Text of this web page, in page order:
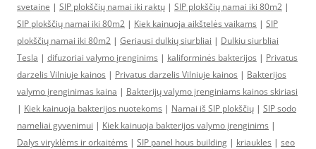
svetaine | SIP plokščių namai iki raktų | SIP plokščių namai iki 80m2 |
SIP plokščių namai iki 80m2 | Kiek kainuoja aikštelės vaikams | SIP
plokščių namai iki 80m2 | Geriausi dulkių siurbliai | Dulkiu siurbliai
Tesla | difuzoriai valymo įrenginims | kaliforminės bakterijos | Privatus
darzelis Vilniuje kainos | Privatus darzelis Vilniuje kainos | Bakterijos
valymo įrenginimas kaina | Bakterijų valymo įrenginiams kainos skiriasi
| Kiek kainuoja bakterijos nuotekoms | Namai iš SIP plokščių | SIP sodo
nameliai gyvenimui | Kiek kainuoja bakterijos valymo įrenginims |
Dalys viryklėms ir orkaitėms | SIP panel hous building | kriaukles | seo